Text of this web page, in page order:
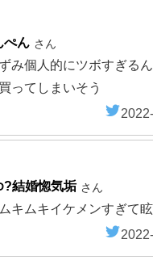
ぺん さん
み個人的にツボすぎる
ってしまいそう
?結婚惚気垢 さん
キムキイケメンすぎて